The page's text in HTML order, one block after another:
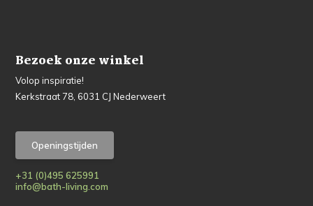
Bezoek onze winkel
Volop inspiratie!
Kerkstraat 78, 6031 CJ Nederweert
Openingstijden
+31 (0)495 625991
info@bath-living.com